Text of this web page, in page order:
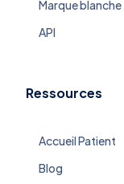
Marque blanche
API
Ressources
Accueil Patient
Blog